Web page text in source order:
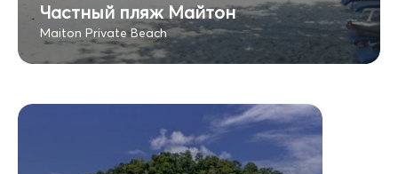
Частный пляж Майтон
Maiton Private Beach